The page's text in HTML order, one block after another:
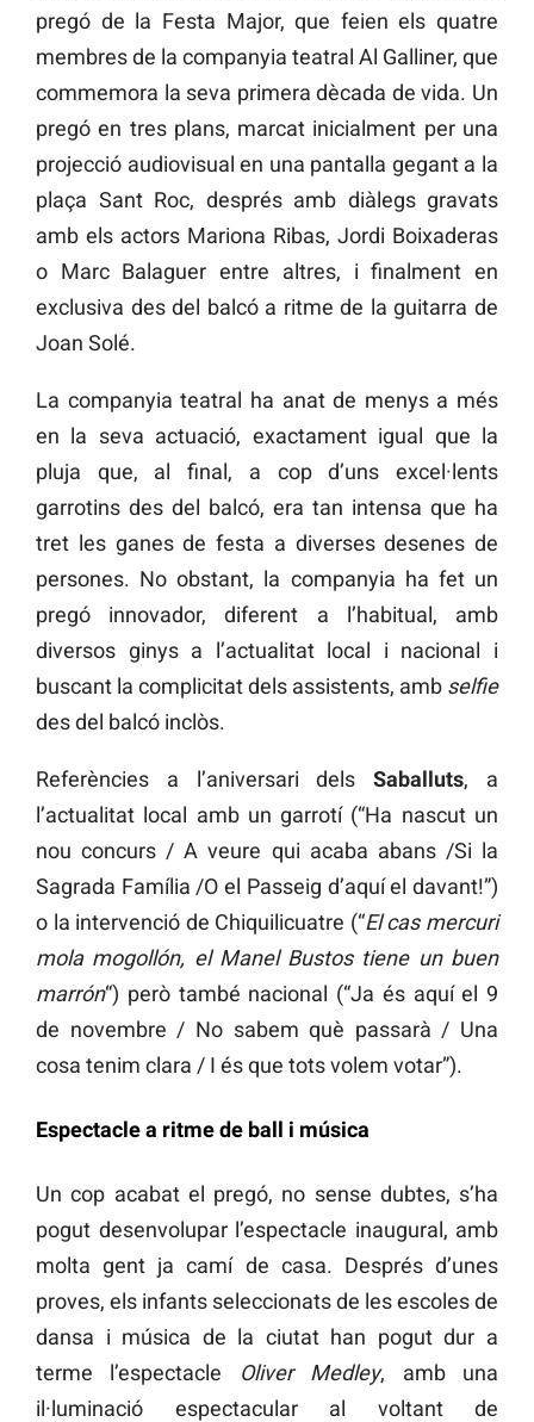
pregó de la Festa Major, que feien els quatre
membres de la companyia teatral Al Galliner, que
commemora la seva primera dècada de vida. Un
pregó en tres plans, marcat inicialment per una
projecció audiovisual en una pantalla gegant a la
plaça Sant Roc, després amb diàlegs gravats
amb els actors Mariona Ribas, Jordi Boixaderas
o Marc Balaguer entre altres, i finalment en
exclusiva des del balcó a ritme de la guitarra de
Joan Solé.
La companyia teatral ha anat de menys a més
en la seva actuació, exactament igual que la
pluja que, al final, a cop d’uns excel·lents
garrotins des del balcó, era tan intensa que ha
tret les ganes de festa a diverses desenes de
persones. No obstant, la companyia ha fet un
pregó innovador, diferent a l’habitual, amb
diversos ginys a l’actualitat local i nacional i
buscant la complicitat dels assistents, amb selfie
des del balcó inclòs.
Referències a l’aniversari delsSaballuts, a
l’actualitat local amb un garrotí (“Ha nascut un
nou concurs / A veure qui acaba abans /Si la
Sagrada Família /O el Passeig d’aquí el davant!”)
o la intervenció de Chiquilicuatre (“El cas mercuri
mola mogollón, el Manel Bustos tiene un buen
marrón“) però també nacional (“Ja és aquí el 9
de novembre / No sabem què passarà / Una
cosa tenim clara / I és que tots volem votar”).
Espectacle a ritme de ball i música
Un cop acabat el pregó, no sense dubtes, s’ha
pogut desenvolupar l’espectacle inaugural, amb
molta gent ja camí de casa. Després d’unes
proves, els infants seleccionats de les escoles de
dansa i música de la ciutat han pogut dur a
terme l’espectacle
Oliver Medley, amb una
il·luminació espectacular al voltant de